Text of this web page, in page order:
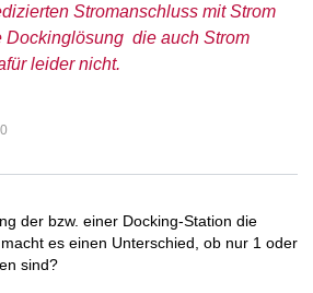
Stromanschluss mit Strom
Dockinglösung die auch Strom
leider nicht.
der bzw. einer Docking-Station die
es einen Unterschied, ob nur 1 oder
sind?